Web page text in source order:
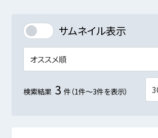
サムネイル表示
検索結果 3 件（1件～3件を表示）